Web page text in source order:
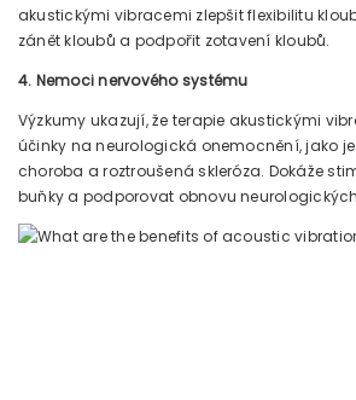
akustickými vibracemi zlepšit flexibilitu
zánět kloubů a podpořit zotavení kloubů.
4. Nemoci nervového systému
Výzkumy ukazují, že terapie akustickými
účinky na neurologická onemocnění, jako
choroba a roztroušená skleróza. Dokáže
buňky a podporovat obnovu